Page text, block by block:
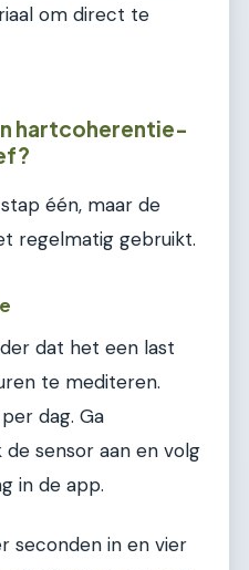
om direct te
hartcoherentie-
één, maar de
regelmatig gebruikt.
dat het een last
te mediteren.
dag. Ga
sensor aan en volg
in de app.
seconden in en vier